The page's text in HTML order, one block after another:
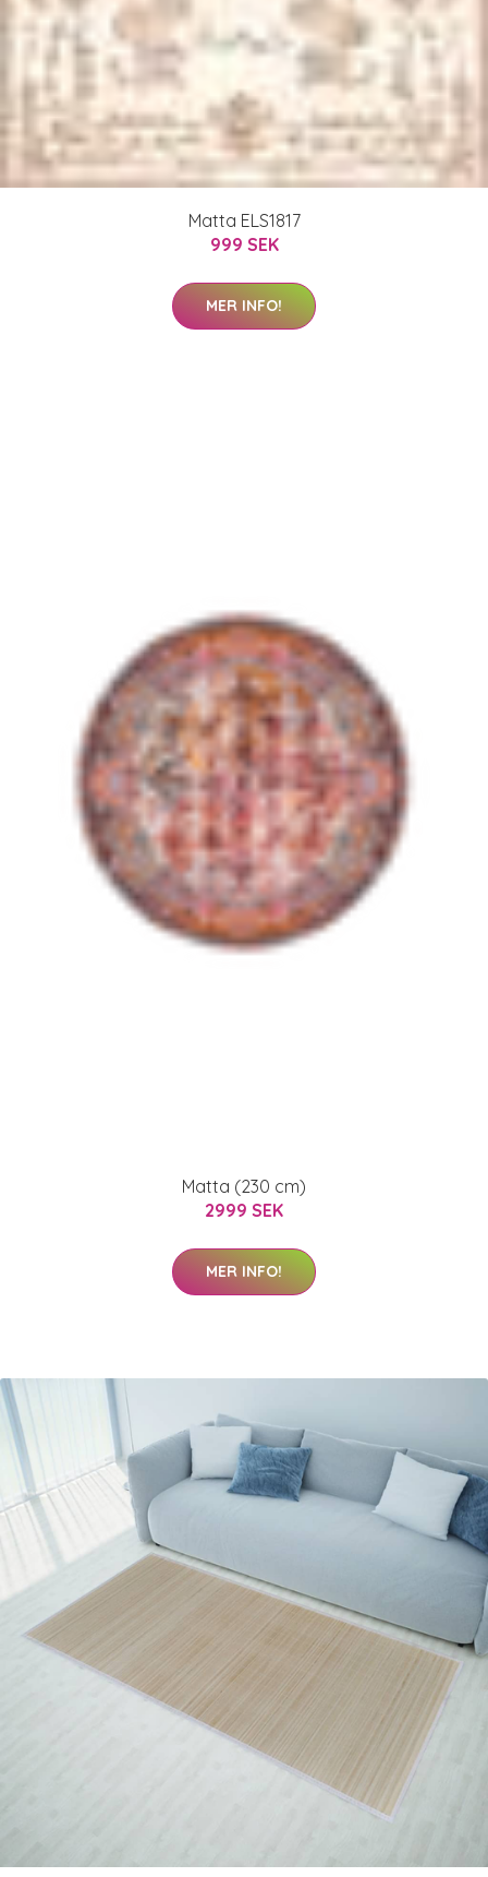
Matta ELS1817
999 SEK
MER INFO!
Matta (230 cm)
2999 SEK
MER INFO!